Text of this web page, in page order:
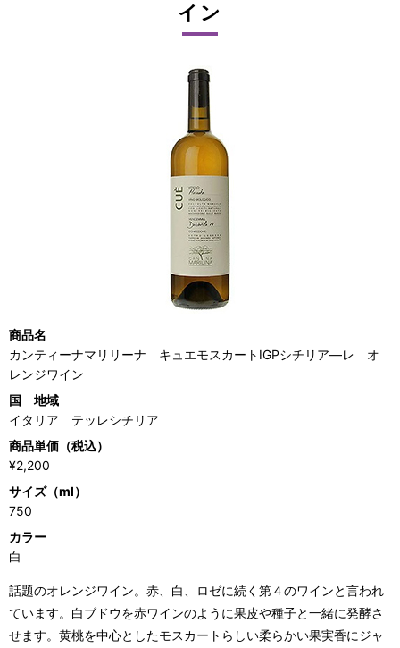
イン
商品名
カンティーナマリリーナ キュエモスカートIGPシチリア―レ オ
レンジワイン
国 地域
イタリア テッレシチリア
商品単価（税込）
¥2,200
サイズ（ml）
750
カラー
白
話題のオレンジワイン。赤、白、ロゼに続く第４のワインと言われ
ています。白ブドウを赤ワインのように果皮や種子と一緒に発酵さ
せます。黄桃を中心としたモスカートらしい柔らかい果実香にジャ